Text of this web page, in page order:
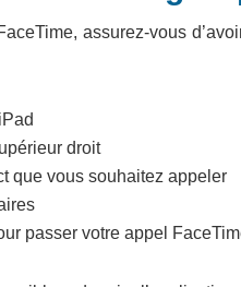
assurez-vous
droit
que vous souhaitez appeler
passer votre appel